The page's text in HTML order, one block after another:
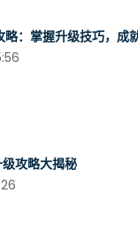
：掌握升级技巧，成
攻略大揭秘